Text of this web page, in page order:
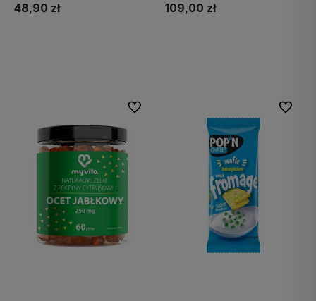
48,90 zł 109,00 zł
Do ulubionych Do